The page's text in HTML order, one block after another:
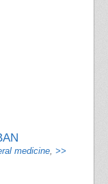
medicine, >>